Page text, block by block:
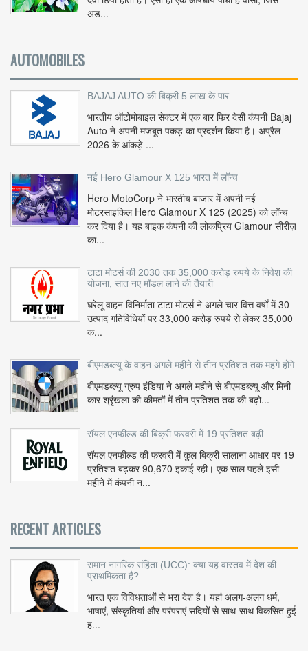
अड...
AUTOMOBILES
BAJAJ AUTO की बिक्री 5 लाख के पार
भारतीय ऑटोमोबाइल सेक्टर में एक बार फिर देसी कंपनी Bajaj
Auto ने अपनी मजबूत पकड़ का प्रदर्शन किया है। अप्रैल
2026 के आंकड़े ...
नई Hero Glamour X 125 भारत में लॉन्च
Hero MotoCorp ने भारतीय बाजार में अपनी नई
मोटरसाइकिल Hero Glamour X 125 (2025) को लॉन्च
कर दिया है। यह बाइक कंपनी की लोकप्रिय Glamour सीरीज़
का...
टाटा मोटर्स की 2030 तक 35,000 करोड़ रुपये के निवेश की
योजना, सात नए मॉडल लाने की तैयारी
घरेलू वाहन विनिर्माता टाटा मोटर्स ने अगले चार वित्त वर्षों में 30
उत्पाद गतिविधियों पर 33,000 करोड़ रुपये से लेकर 35,000
क...
बीएमडब्ल्यू के वाहन अगले महीने से तीन प्रतिशत तक महंगे होंगे
बीएमडब्ल्यू ग्रुप इंडिया ने अगले महीने से बीएमडब्ल्यू और मिनी
कार श्रृंखला की कीमतों में तीन प्रतिशत तक की बढ़ो...
रॉयल एनफील्ड की बिक्री फरवरी में 19 प्रतिशत बढ़ी
रॉयल एनफील्ड की फरवरी में कुल बिक्री सालाना आधार पर 19
प्रतिशत बढ़कर 90,670 इकाई रही। एक साल पहले इसी
महीने में कंपनी न...
RECENT ARTICLES
समान नागरिक संहिता (UCC): क्या यह वास्तव में देश की
प्राथमिकता है?
भारत एक विविधताओं से भरा देश है। यहां अलग-अलग धर्म,
भाषाएं, संस्कृतियां और परंपराएं सदियों से साथ-साथ विकसित हुई
ह...